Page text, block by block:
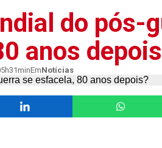
do pós-
anos
EmNotícias